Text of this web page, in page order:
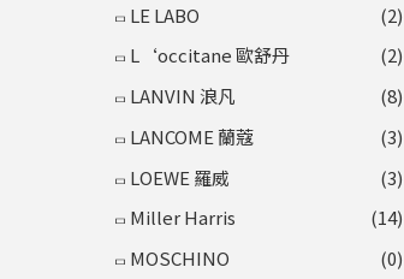
LE LABO
(2)
L‘occitane 歐舒丹
(2)
LANVIN 浪凡
(8)
LANCOME 蘭蔻
(3)
LOEWE 羅威
(3)
Miller Harris
(14)
MOSCHINO
(0)